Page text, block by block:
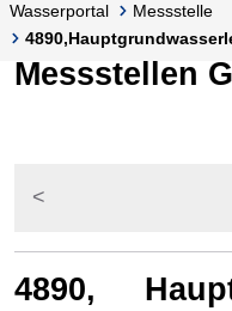
Wasserportal
Messstelle
Messstellen
4890,